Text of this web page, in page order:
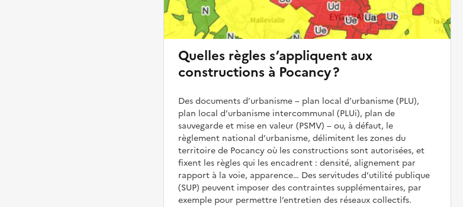
Quelles règles s’appliquent aux
constructions à Pocancy ?
Des documents d’urbanisme – plan local d’urbanisme (PLU),
plan local d’urbanisme intercommunal (PLUi), plan de
sauvegarde et mise en valeur (PSMV) – ou, à défaut, le
règlement national d’urbanisme, délimitent les zones du
territoire de Pocancy où les constructions sont autorisées, et
fixent les règles qui les encadrent : densité, alignement par
rapport à la voie, apparence… Des servitudes d’utilité publique
(SUP) peuvent imposer des contraintes supplémentaires, par
exemple pour permettre l’entretien des réseaux collectifs.